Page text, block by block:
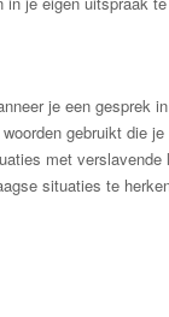
je een gesprek
gebruikt die
met
situaties te